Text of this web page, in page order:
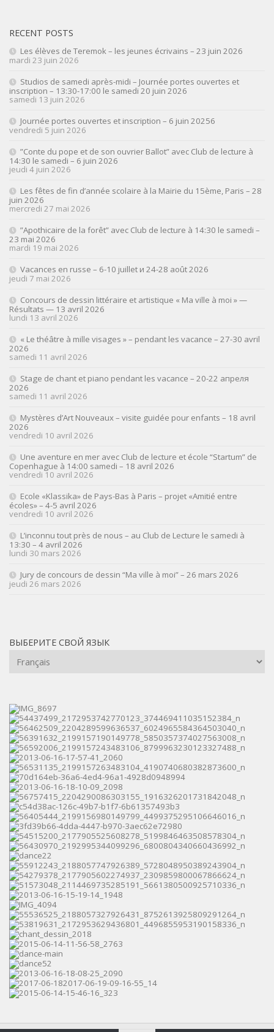
RECENT POSTS
Les élèves de Teremok – les jeunes écrivains – 23 juin 2026
mardi 23 juin 2026
Studios de samedi après-midi – Journée portes ouvertes et
inscription – 13:30-17:00 le samedi 20 juin 2026
samedi 13 juin 2026
Journée portes ouvertes et inscription – 6 juin 20256
vendredi 5 juin 2026
”Conte du pope et de son ouvrier Ballot” avec Club de lecture à
14:30 le samedi – 6 juin 2026
jeudi 4 juin 2026
Les fêtes de fin d’année scolaire à la Mairie du 15ème, Paris – 28
juin 2026
mercredi 27 mai 2026
”Apothicaire de la forêt” avec Club de lecture à 14:30 le samedi –
23 mai 2026
mardi 19 mai 2026
Vacances en russe – 6-10 juillet и 24-28 août 2026
jeudi 7 mai 2026
Concours de dessin littéraire et artistique « Ma ville à moi » —
Résultats — 13 avril 2026
lundi 13 avril 2026
« Le théâtre à mille visages » – pendant les vacance – 27-30 avril
2026
samedi 11 avril 2026
Stage de chant et piano pendant les vacance – 20-22 апреля
2026
samedi 11 avril 2026
Mystères d’Art Nouveaux – visite guidée pour enfants – 18 avril
2026
vendredi 10 avril 2026
Une aventure en mer avec Club de lecture et école “Startum” de
Copenhague à 14:00 samedi – 18 avril 2026
vendredi 10 avril 2026
Ecole «Klassika» de Pays-Bas à Paris – projet «Amitié entre
écoles» – 4-5 avril 2026
vendredi 10 avril 2026
L’inconnu tout près de nous – au Club de Lecture le samedi à
13:30 – 4 avril 2026
lundi 30 mars 2026
Jury de concours de dessin “Ma ville à moi” – 26 mars 2026
jeudi 26 mars 2026
ВЫБЕРИТЕ СВОЙ ЯЗЫК